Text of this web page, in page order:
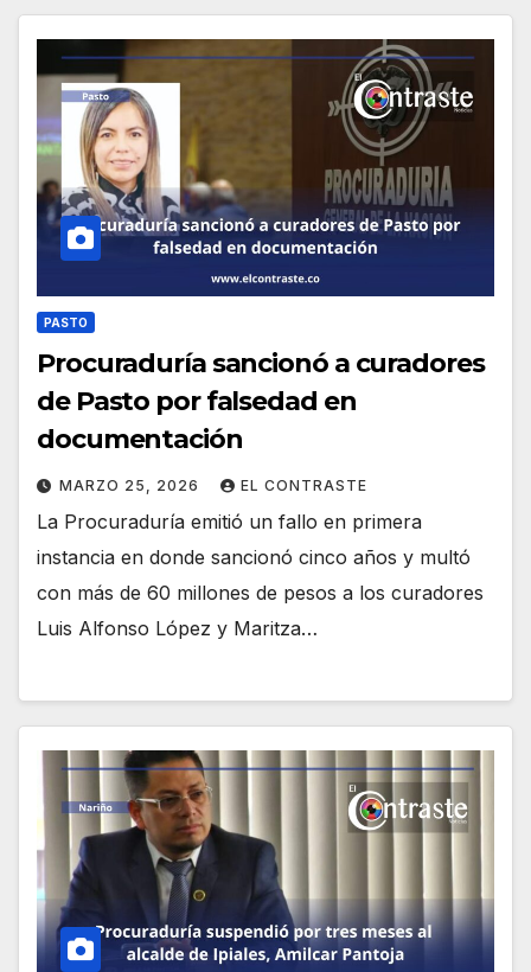
PASTO
Procuraduría sancionó a curadores
de Pasto por falsedad en
documentación
MARZO 25, 2026 EL CONTRASTE
La Procuraduría emitió un fallo en primera
instancia en donde sancionó cinco años y multó
con más de 60 millones de pesos a los curadores
Luis Alfonso López y Maritza…